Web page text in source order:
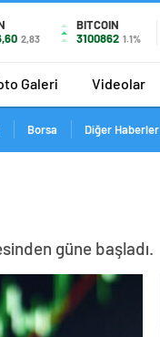
2,83
BITCOIN
3100862 1.1%
Galeri Videolar
Borsa Diğer Haberler
güne başladı.